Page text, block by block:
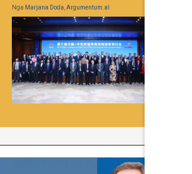
Nga Marjana Doda, Argumentum.al